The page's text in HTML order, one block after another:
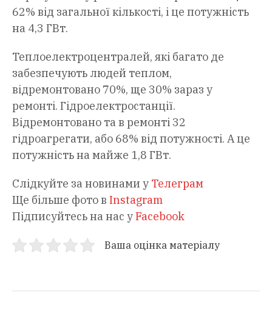
62% від загальної кількості, і це потужність
на 4,3 ГВт.
Теплоелектроцентралей, які багато де
забезпечують людей теплом,
відремонтовано 70%, ще 30% зараз у
ремонті. Гідроелектростанції.
Відремонтовано та в ремонті 32
гідроагрегати, або 68% від потужності. А це
потужність на майже 1,8 ГВт.
Слідкуйте за новинами у Телеграм
Ще більше фото в Instagram
Підписуйтесь на нас уFacebook
Ваша оцінка матеріалу